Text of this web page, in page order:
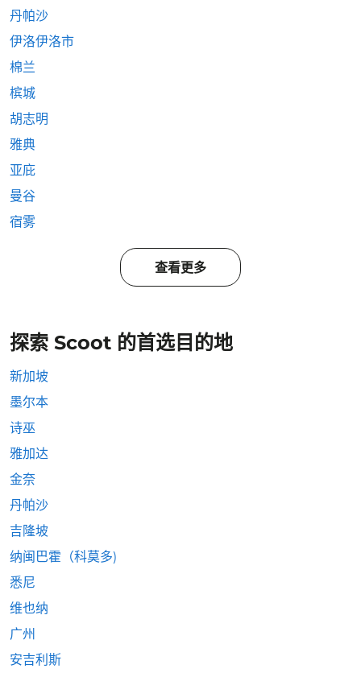
丹帕沙
伊洛伊洛市
棉兰
槟城
胡志明
雅典
亚庇
曼谷
宿雾
查看更多
探索 Scoot 的首选目的地
新加坡
墨尔本
诗巫
雅加达
金奈
丹帕沙
吉隆坡
纳闽巴霍（科莫多)
悉尼
维也纳
广州
安吉利斯